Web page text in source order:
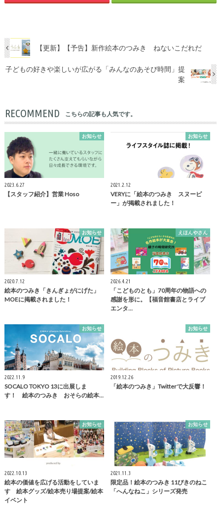
【更新】【予告】新作絵本のつみき ねないこだれだ
子どもの好きや楽しいが広がる「みんなのあそび時間」提
案
RECOMMEND こちらの記事も人気です。
お知らせ
2023.6.27
【スタッフ紹介】営業 Hoso
お知らせ
2021.2.12
VERYに「絵本のつみき スヌーピ
ー」が掲載されました！
お知らせ
2020.7.12
絵本のつみき「きんぎょがにげた」
MOEに掲載されました！
えほんやさん
2026.4.21
「こどものとも」70周年の物語への
感謝を形に。【福音館書店とライブ
エンタ…
お知らせ
2022.11.9
SOCALO TOKYO 13に出展しま
す！ 絵本のつみき おそらの絵本…
お知らせ
2019.12.26
「絵本のつみき」Twitterで大反響！
お知らせ
2022.10.13
絵本の価値を広げる活動をしていま
す 絵本グッズ/絵本売り場提案/絵本
イベント
お知らせ
2021.11.3
限定品！絵本のつみき 11ぴきのねこ
「へんなねこ」シリーズ発売